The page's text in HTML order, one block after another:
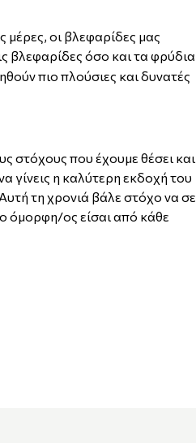
μέρες, οι βλεφαρίδες μας
βλεφαρίδες όσο και τα φρύδια
πιο πλούσιες και δυνατές
στόχους που έχουμε θέσει και
γίνεις η καλύτερη εκδοχή του
τη χρονιά βάλε στόχο να σε
όμορφη/ος είσαι από κάθε